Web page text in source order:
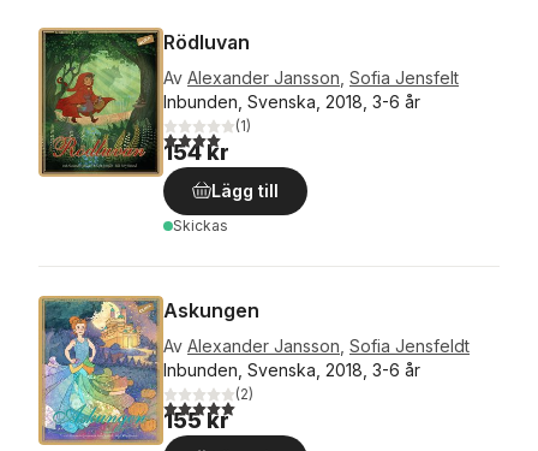
Rödluvan
Av Alexander Jansson Sofia Jensfelt
Inbunden, Svenska, 2018, 3-6 år
4,0utav 5 stjärnor. Totalt antal röster:
(1)
154 kr
Lägg till
Skickas
Askungen
Av Alexander Jansson Sofia Jensfeldt
Inbunden, Svenska, 2018, 3-6 år
5,0utav 5 stjärnor. Totalt antal röster:
(2)
155 kr